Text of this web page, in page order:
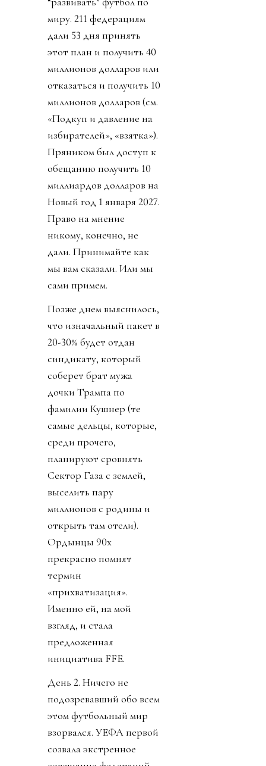
миру. 211 федерациям
дали 53 дня принять
этот план и получить 40
миллионов долларов или
отказаться и получить 10
миллионов долларов (см.
«Подкуп и давление на
избирателей», «взятка»).
Пряником был доступ к
обещанию получить 10
миллиардов долларов на
Новый год 1 января 2027.
Право на мнение
никому, конечно, не
дали. Принимайте как
мы вам сказали. Или мы
сами примем.
Позже днем выяснилось,
что изначальный пакет в
20-30% будет отдан
синдикату, который
соберет брат мужа
дочки Трампа по
фамилии Кушнер (те
самые дельцы, которые,
среди прочего,
планируют сровнять
Сектор Газа с землей,
выселить пару
миллионов с родины и
открыть там отели).
Ордынцы 90х
прекрасно помнят
термин
«прихватизация».
Именно ей, на мой
взгляд, и стала
предложенная
инициатива FFE.
День 2. Ничего не
подозревавший обо всем
этом футбольный мир
взорвался. УЕФА первой
созвала экстренное